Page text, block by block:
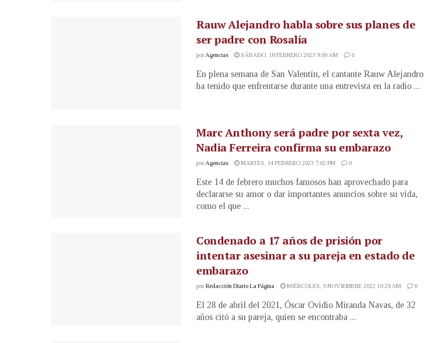
Rauw Alejandro habla sobre sus planes de
ser padre con Rosalía
porAgencias SÁBADO, 18 FEBRERO 2023 9:00 AM 0
En plena semana de San Valentín, el cantante Rauw Alejandro
ha tenido que enfrentarse durante una entrevista en la radio ...
Marc Anthony será padre por sexta vez,
Nadia Ferreira confirma su embarazo
porAgencias MARTES, 14 FEBRERO 2023 7:02 PM 0
Este 14 de febrero muchos famosos han aprovechado para
declararse su amor o dar importantes anuncios sobre su vida,
como el que ...
Condenado a 17 años de prisión por
intentar asesinar a su pareja en estado de
embarazo
por Redacción Diario La Página MIÉRCOLES, 9 NOVIEMBRE 2022 10:29 AM 0
El 28 de abril del 2021, Óscar Ovidio Miranda Navas, de 32
años citó a su pareja, quien se encontraba ...